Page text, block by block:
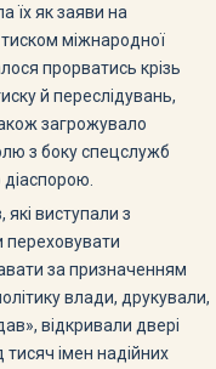
їх як заяви на
міжнародної
прорватись крізь
й переслідувань,
загрожувало
з боку спецслужб
діаспорою.
виступали з
переховувати
за призначенням
влади, друкували,
відкривали двері
імен надійних